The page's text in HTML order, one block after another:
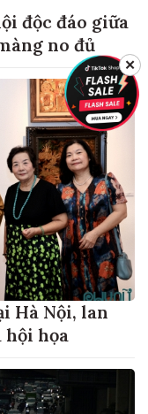
độc đáo giữa
no đủ
Hà Nội, lan
họa
✕